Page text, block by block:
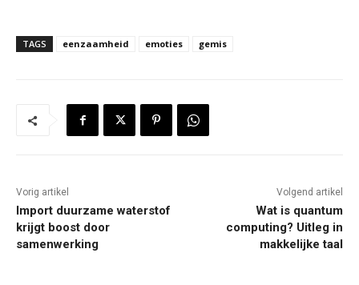
TAGS eenzaamheid emoties gemis
Vorig artikel
Import duurzame waterstof
krijgt boost door
samenwerking
Volgend artikel
Wat is quantum
computing? Uitleg in
makkelijke taal